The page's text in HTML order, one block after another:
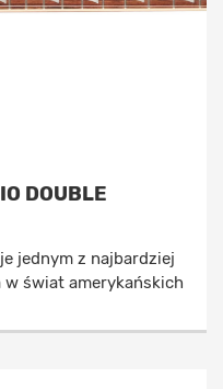
DOUBLE
jednym z najbardziej
świat amerykańskich